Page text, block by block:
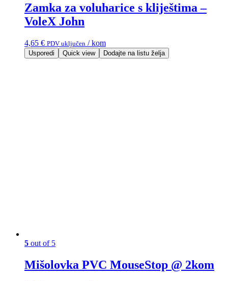
Zamka za voluharice s kliještima –
VoleX John
4,65 € PDV uključen / kom
Usporedi Quick view Dodajte na listu želja
5 out of 5
Mišolovka PVC MouseStop @ 2kom